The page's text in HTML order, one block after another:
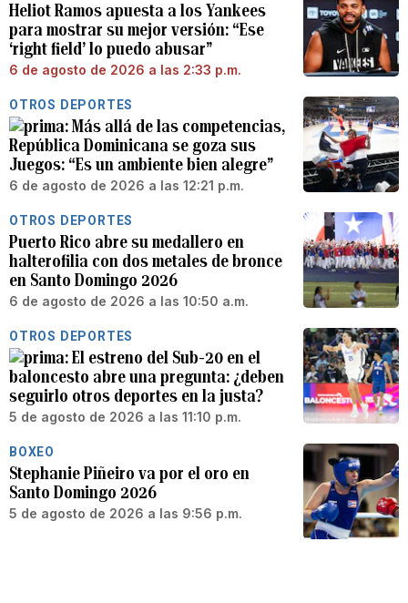
Heliot Ramos apuesta a los Yankees
para mostrar su mejor versión: “Ese
‘right field’ lo puedo abusar”
6 de agosto de 2026 a las 2:33 p.m.
OTROS DEPORTES
Más allá de las competencias,
República Dominicana se goza sus
Juegos: “Es un ambiente bien alegre”
6 de agosto de 2026 a las 12:21 p.m.
OTROS DEPORTES
Puerto Rico abre su medallero en
halterofilia con dos metales de bronce
en Santo Domingo 2026
6 de agosto de 2026 a las 10:50 a.m.
OTROS DEPORTES
El estreno del Sub-20 en el
baloncesto abre una pregunta: ¿deben
seguirlo otros deportes en la justa?
5 de agosto de 2026 a las 11:10 p.m.
BOXEO
Stephanie Piñeiro va por el oro en
Santo Domingo 2026
5 de agosto de 2026 a las 9:56 p.m.